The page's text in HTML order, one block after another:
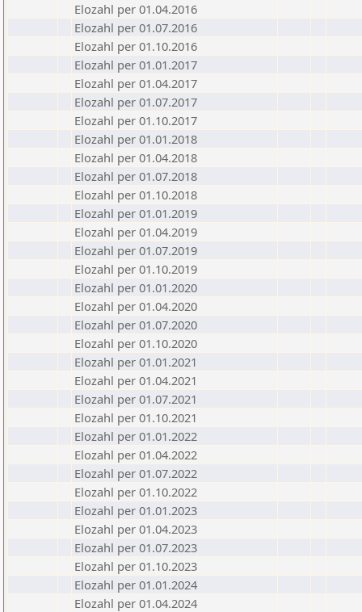
Elozahl per 01.04.2016
Elozahl per 01.07.2016
Elozahl per 01.10.2016
Elozahl per 01.01.2017
Elozahl per 01.04.2017
Elozahl per 01.07.2017
Elozahl per 01.10.2017
Elozahl per 01.01.2018
Elozahl per 01.04.2018
Elozahl per 01.07.2018
Elozahl per 01.10.2018
Elozahl per 01.01.2019
Elozahl per 01.04.2019
Elozahl per 01.07.2019
Elozahl per 01.10.2019
Elozahl per 01.01.2020
Elozahl per 01.04.2020
Elozahl per 01.07.2020
Elozahl per 01.10.2020
Elozahl per 01.01.2021
Elozahl per 01.04.2021
Elozahl per 01.07.2021
Elozahl per 01.10.2021
Elozahl per 01.01.2022
Elozahl per 01.04.2022
Elozahl per 01.07.2022
Elozahl per 01.10.2022
Elozahl per 01.01.2023
Elozahl per 01.04.2023
Elozahl per 01.07.2023
Elozahl per 01.10.2023
Elozahl per 01.01.2024
Elozahl per 01.04.2024